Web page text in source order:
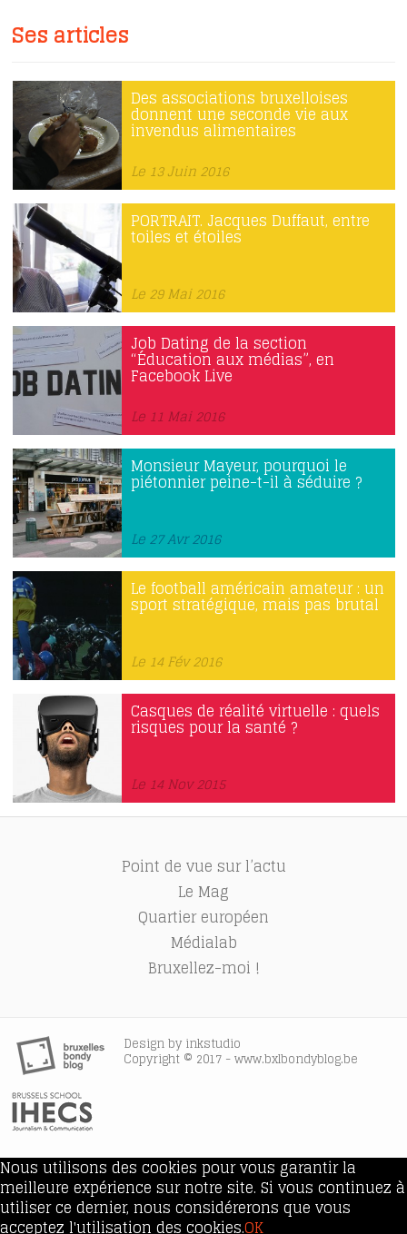
Ses articles
Des associations bruxelloises
donnent une seconde vie aux
invendus alimentaires
Le 13 Juin 2016
PORTRAIT. Jacques Duffaut, entre
toiles et étoiles
Le 29 Mai 2016
Job Dating de la section
“Éducation aux médias”, en
Facebook Live
Le 11 Mai 2016
Monsieur Mayeur, pourquoi le
piétonnier peine-t-il à séduire ?
Le 27 Avr 2016
Le football américain amateur : un
sport stratégique, mais pas brutal
Le 14 Fév 2016
Casques de réalité virtuelle : quels
risques pour la santé ?
Le 14 Nov 2015
Point de vue sur l’actu
Le Mag
Quartier européen
Médialab
Bruxellez-moi !
Design by inkstudio
Copyright © 2017 - www.bxlbondyblog.be
Nous utilisons des cookies pour vous garantir la
meilleure expérience sur notre site. Si vous continuez à
utiliser ce dernier, nous considérerons que vous
acceptez l'utilisation des cookies.OK